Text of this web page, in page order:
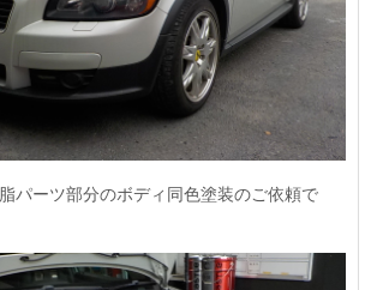
パーツ部分のボディ同色塗装のご依頼で